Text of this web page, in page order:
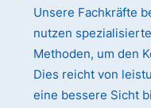
Unsere Fachkräfte
nutzen
Methoden, um den
Dies reicht von
eine bessere Sicht